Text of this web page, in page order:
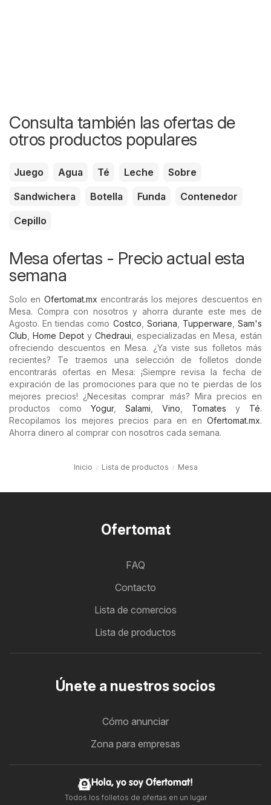
Consulta también las ofertas de
otros productos populares
Juego Agua Té Leche
Sobre
Sandwichera
Botella Funda
Contenedor
Cepillo
Mesa ofertas - Precio actual esta
semana
Solo en Ofertomat.mx encontrarás los mejores descuentos en
Mesa. Compra con nosotros y ahorra durante este mes de
Agosto. En tiendas como Costco Soriana Tupperware ,Sam's
Club Home Depot y Chedraui , especializadas en Mesa, están
ofreciendo descuentos en Mesa. ¿Ya viste sus folletos más
recientes? Te traemos una selección de folletos donde
encontrarás ofertas en Mesa: ¡Siempre revisa la fecha de
expiración de las promociones para que no te pierdas de los
mejores precios! ¿Necesitas comprar más? Mira precios en
productos como Yogur, Salami Vino Tomates y Té.
Recopilamos los mejores precios para en en Ofertomat.mx.
Ahorra dinero al comprar con nosotros cada semana.
Inicio Lista de productos Mesa
Ofertomat
FAQ
Contacto
Lista de comercios
Lista de productos
Únete a nuestros socios
Cómo anunciar
Zona para empresas
Hola, yo soy Ofertomat!
Todos los folletos de ofertas en un lugar